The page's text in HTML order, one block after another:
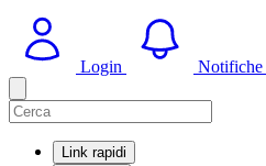
Login Notifiche
Link rapidi